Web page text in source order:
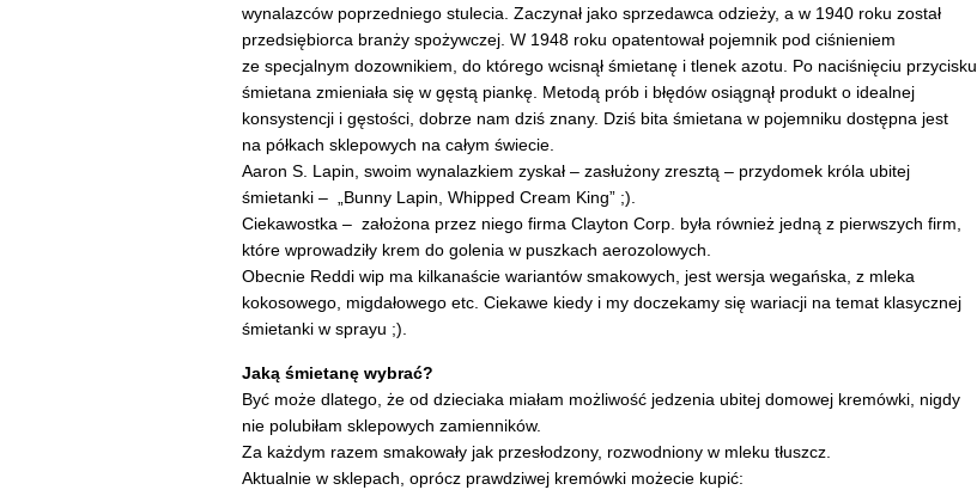
wynalazców poprzedniego stulecia. Zaczynał jako sprzedawca odzieży, a w 1940 roku został
przedsiębiorca branży spożywczej. W 1948 roku opatentował pojemnik pod ciśnieniem
ze specjalnym dozownikiem, do którego wcisnął śmietanę i tlenek azotu. Po naciśnięciu przycisku
śmietana zmieniała się w gęstą piankę. Metodą prób i błędów osiągnął produkt o idealnej
konsystencji i gęstości, dobrze nam dziś znany. Dziś bita śmietana w pojemniku dostępna jest
na półkach sklepowych na całym świecie.
Aaron S. Lapin, swoim wynalazkiem zyskał – zasłużony zresztą – przydomek króla ubitej
śmietanki –
„Bunny Lapin, Whipped Cream King” ;).
Ciekawostka – założona przez niego firma Clayton Corp. była również jedną z pierwszych firm,
które wprowadziły krem ​​do golenia w puszkach aerozolowych.
Obecnie Reddi wip ma kilkanaście wariantów smakowych, jest wersja wegańska, z mleka
kokosowego, migdałowego etc. Ciekawe kiedy i my doczekamy się wariacji na temat klasycznej
śmietanki w sprayu ;).
Jaką śmietanę wybrać?
Być może dlatego, że od dzieciaka miałam możliwość jedzenia ubitej domowej kremówki, nigdy
nie polubiłam sklepowych zamienników.
Za każdym razem smakowały jak przesłodzony, rozwodniony w mleku tłuszcz.
Aktualnie w sklepach, oprócz prawdziwej kremówki możecie kupić: